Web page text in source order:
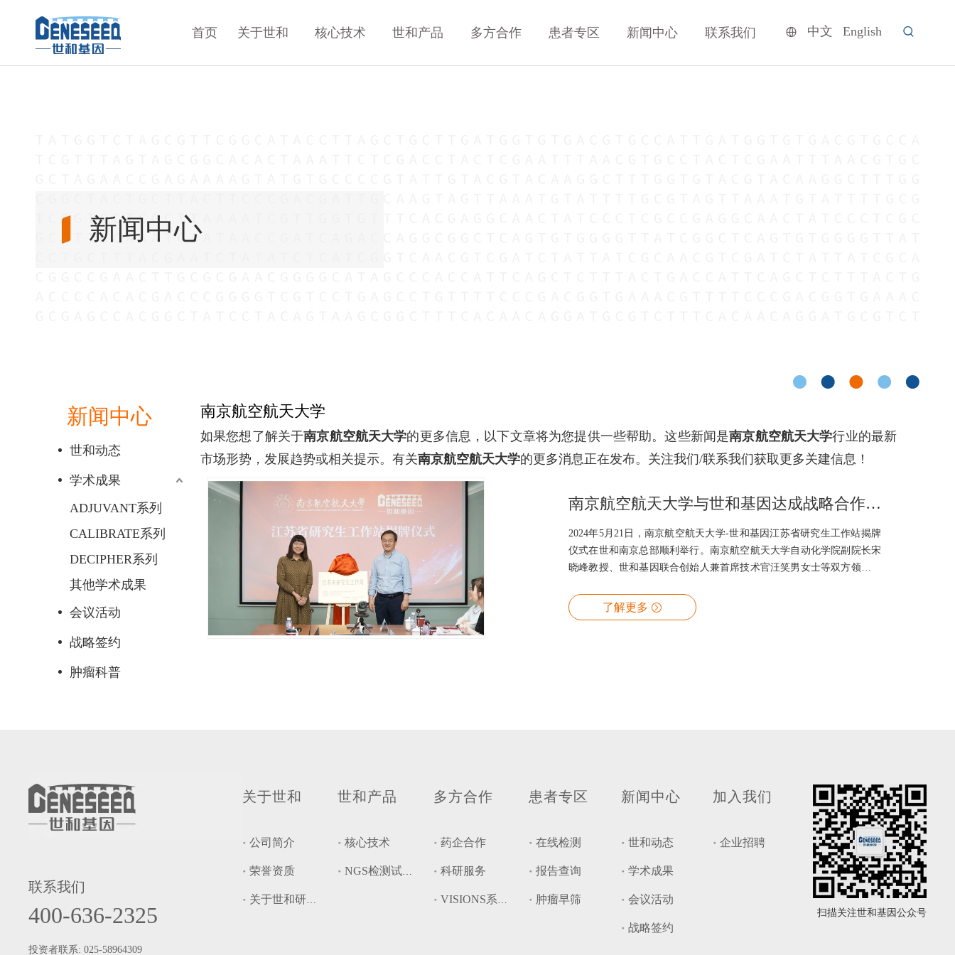
首页 关于世和 核心技术 世和产品 多方合作 患者专区 新闻中心 联系我们 中文 English
新闻中心
新闻中心
世和动态
学术成果
ADJUVANT系列
CALIBRATE系列
DECIPHER系列
其他学术成果
会议活动
战略签约
肿瘤科普
南京航空航天大学
如果您想了解关于南京航空航天大学的更多信息，以下文章将为您提供一些帮助。这些新闻是南京航空航天大学行业的最新
市场形势，发展趋势或相关提示。有关南京航空航天大学的更多消息正在发布。关注我们/联系我们获取更多关建信息！
南京航空航天大学与世和基因达成战略合作，共建省研究生工作站
2024年5月21日，南京航空航天大学-世和基因江苏省研究生工作站揭牌
仪式在世和南京总部顺利举行。南京航空航天大学自动化学院副院长宋
晓峰教授、世和基因联合创始人兼首席技术官汪笑男女士等双方领导出
了解更多
联系我们
400-636-2325
投资者联系: 025-58964309
关于世和
公司简介
荣誉资质
关于世和研究院
世和产品
核心技术
NGS检测试剂盒
多方合作
药企合作
科研服务
VISIONS系统
患者专区
在线检测
报告查询
肿瘤早筛
新闻中心
世和动态
学术成果
会议活动
战略签约
加入我们
企业招聘
扫描关注世和基因公众号